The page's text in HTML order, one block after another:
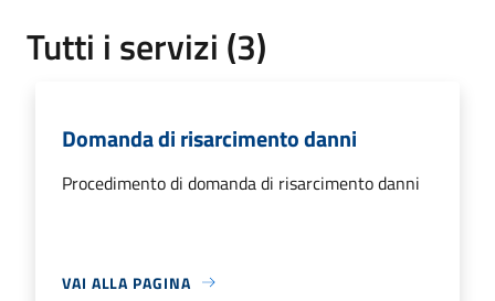
Tutti i servizi (3)
Domanda di risarcimento danni
Procedimento di domanda di risarcimento danni
VAI ALLA PAGINA